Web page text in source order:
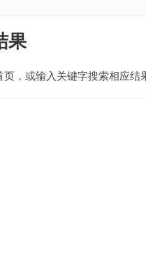
果
，或输入关键字搜索相应结